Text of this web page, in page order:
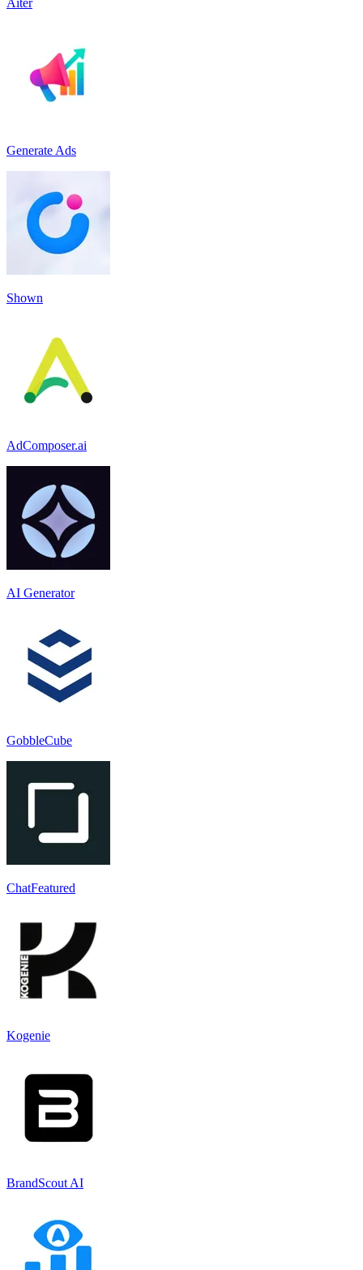
Generate Ads
Shown
AdComposer.ai
AI Generator
GobbleCube
ChatFeatured
Kogenie
BrandScout AI